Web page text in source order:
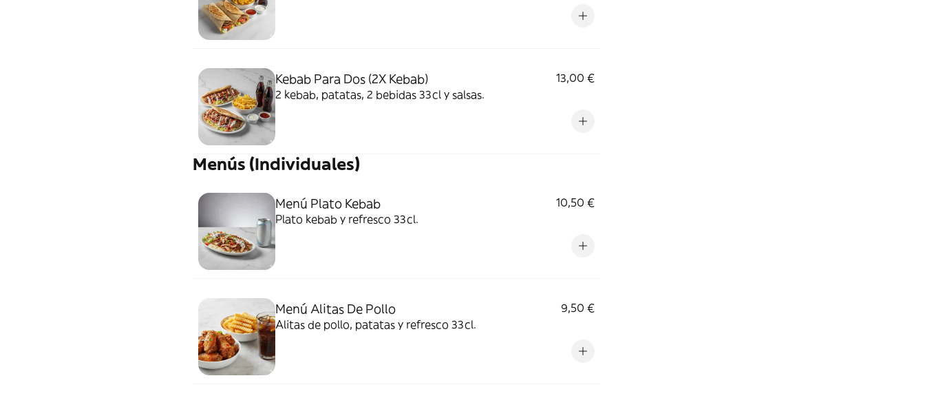
Kebab Para Dos (2X Kebab)
13,00 €
2 kebab, patatas, 2 bebidas 33cl y salsas.
Menús (Individuales)
Menú Plato Kebab
10,50 €
Plato kebab y refresco 33cl.
Menú Alitas De Pollo
9,50 €
Alitas de pollo, patatas y refresco 33cl.